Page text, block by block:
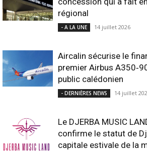
régional
- A LA UNE 14 juillet 2026
Aircalin sécurise le
premier Airbus
public calédonien
- DERNIÈRES NEWS 14 juillet
Le DJERBA MUSIC
confirme le statut de
capitale estivale de la